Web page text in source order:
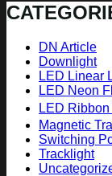
DN Article
Downlight
LED Linear
LED Neon
LED
Magnetic
Switching
Tracklight